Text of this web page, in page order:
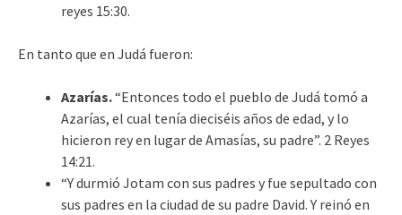
reyes 15:30.
En tanto que en Judá fueron:
Azarías.“Entonces todo el pueblo de Judá tomó a
Azarías, el cual tenía dieciséis años de edad, y lo
hicieron rey en lugar de Amasías, su padre”. 2 Reyes
14:21.
“Y durmió Jotam con sus padres y fue sepultado con
sus padres en la ciudad de su padre David. Y reinó en